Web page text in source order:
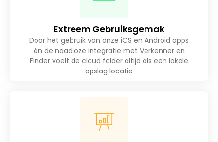
Extreem Gebruiksgemak
Door het gebruik van onze iOS en Android apps
én de naadloze integratie met Verkenner en
Finder voelt de cloud folder altijd als een lokale
opslag locatie